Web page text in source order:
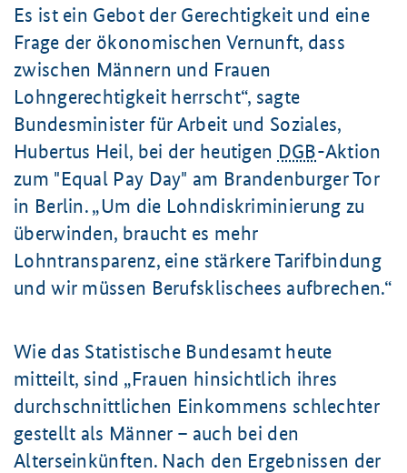
Es ist ein Gebot der Gerechtigkeit und eine
Frage der ökonomischen Vernunft, dass
zwischen Männern und Frauen
Lohngerechtigkeit herrscht , sagte
Bundesminister für Arbeit und Soziales,
Hubertus Heil, bei der heutigen DGB-Aktion
zum "Equal Pay Day" am Brandenburger Tor
in Berlin. Um die Lohndiskriminierung zu
überwinden, braucht es mehr
Lohntransparenz, eine stärkere Tarifbindung
und wir müssen Berufsklischees aufbrechen.
Wie das Statistische Bundesamt heute
mitteilt, sind
Frauen hinsichtlich ihres
durchschnittlichen Einkommens schlechter
gestellt als Männer – auch bei den
Alterseinkünften. Nach den Ergebnissen der